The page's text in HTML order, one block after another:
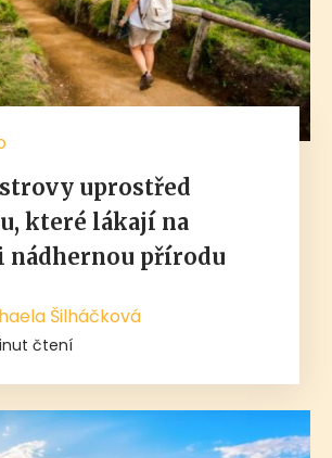
uprostřed
které lákají na
nádhernou přírodu
Šilháčková
čtení